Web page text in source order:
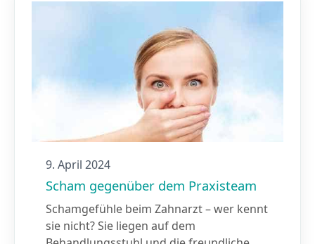
9. April 2024
Scham gegenüber dem Praxisteam
Schamgefühle beim Zahnarzt – wer kennt
sie nicht? Sie liegen auf dem